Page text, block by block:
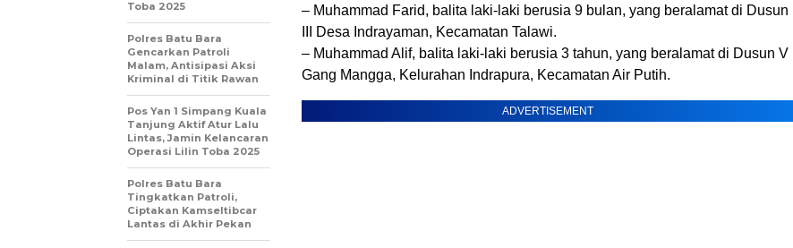
– Muhammad Farid, balita laki-laki berusia 9 bulan, yang beralamat di Dusun
III Desa Indrayaman, Kecamatan Talawi.
– Muhammad Alif, balita laki-laki berusia 3 tahun, yang beralamat di Dusun V
Gang Mangga, Kelurahan Indrapura, Kecamatan Air Putih.
ADVERTISEMENT
Toba 2025
Polres Batu Bara
Gencarkan Patroli
Malam, Antisipasi Aksi
Kriminal di Titik Rawan
Pos Yan 1 Simpang Kuala
Tanjung Aktif Atur Lalu
Lintas, Jamin Kelancaran
Operasi Lilin Toba 2025
Polres Batu Bara
Tingkatkan Patroli,
Ciptakan Kamseltibcar
Lantas di Akhir Pekan